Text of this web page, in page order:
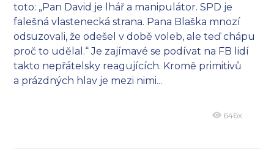
toto: „Pan David je lhář a manipulátor. SPD je
falešná vlastenecká strana. Pana Blaška mnozí
odsuzovali, že odešel v době voleb, ale teď chápu
proč to udělal.“ Je zajímavé se podívat na FB lidí
takto nepřátelsky reagujících. Kromě primitivů
a prázdných hlav je mezi nimi...
646x